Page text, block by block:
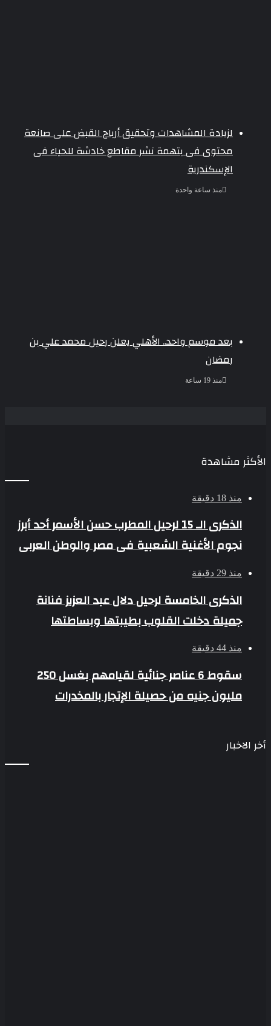
لزيادة المشاهدات وتحقيق أرباح القبض على صانعة
محتوى فى بتهمة نشر مقاطع خادشة للحياء فى
الإسكندرية
منذ ساعة واحدة
بعد موسم واحد.. الأهلي يعلن رحيل محمد علي بن
رمضان
منذ 19 ساعة
الأكثر مشاهدة
منذ 18 دقيقة
الذكرى الـ 15 لرحيل المطرب حسن الأسمر أحد أبرز
نجوم الأغنية الشعبية فى مصر والوطن العربى
منذ 29 دقيقة
الذكرى الخامسة لرحيل دلال عبد العزيز فنانة
جميلة دخلت القلوب بطيبتها وبساطتها
منذ 44 دقيقة
سقوط 6 عناصر جنائية لقيامهم بغسل 250
مليون جنيه من حصيلة الإتجار بالمخدرات
أخر الاخبار